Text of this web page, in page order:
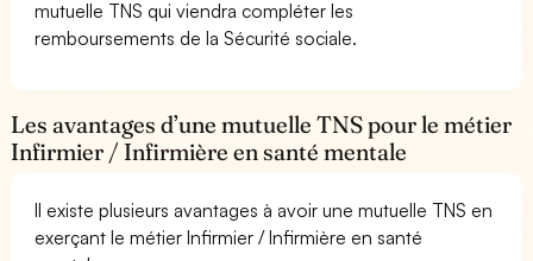
mutuelle TNS qui viendra compléter les
remboursements de la Sécurité sociale.
Les avantages d’une mutuelle TNS pour le métier
Infirmier / Infirmière en santé mentale
Il existe plusieurs avantages à avoir une mutuelle TNS en
exerçant le métier Infirmier / Infirmière en santé